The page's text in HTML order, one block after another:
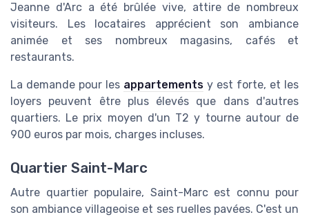
Jeanne d'Arc a été brûlée vive, attire de nombreux
visiteurs. Les locataires apprécient son ambiance
animée et ses nombreux magasins, cafés et
restaurants.
La demande pour les appartements y est forte, et les
loyers peuvent être plus élevés que dans d'autres
quartiers. Le prix moyen d'un T2 y tourne autour de
900 euros par mois, charges incluses.
Quartier Saint-Marc
Autre quartier populaire, Saint-Marc est connu pour
son ambiance villageoise et ses ruelles pavées. C'est un